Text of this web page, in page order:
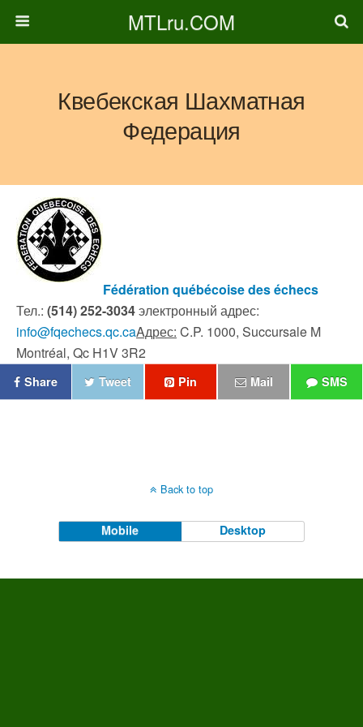
MTLru.COM
Квебекская Шахматная
Федерация
Fédération québécoise deséchecs
Тел.: (514) 252-3034электронный адрес:
info@fqechecs.qc.caAдрес: C.P. 1000, Succursale M
Montréal, Qc H1V 3R2
Share Tweet Pin Mail SMS
Back to top
Mobile Desktop